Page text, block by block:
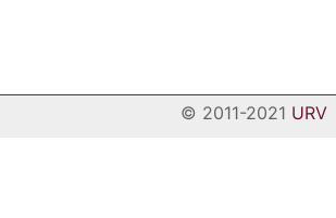
© 2011-2021 URV